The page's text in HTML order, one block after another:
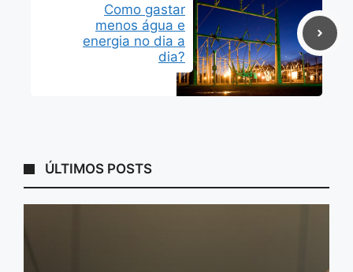
Como gastar
menos água e
energia no dia a
dia?
ÚLTIMOS POSTS